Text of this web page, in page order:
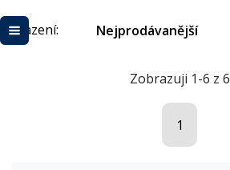
Řazení: Nejprodávanější
Zobrazuji 1-6 z 6
1